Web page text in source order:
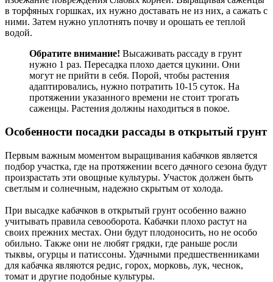
в торфяных горшках, их нужно доставать не из них, а сажать с
ними. Затем нужно уплотнять почву и орошать ее теплой
водой.
Обратите внимание! Высаживать рассаду в грунт
нужно 1 раз. Пересадка плохо дается цукини. Они
могут не прийти в себя. Порой, чтобы растения
адаптировались, нужно потратить 10-15 суток. На
протяжении указанного времени не стоит трогать
саженцы. Растения должны находиться в покое.
Особенности посадки рассады в открытый грунт
Первым важным моментом выращивания кабачков является
подбор участка, где на протяжении всего дачного сезона будут
произрастать эти овощные культуры. Участок должен быть
светлым и солнечным, надежно скрытым от холода.
При высадке кабачков в открытый грунт особенно важно
учитывать правила севооборота. Кабачки плохо растут на
своих прежних местах. Они будут плодоносить, но не особо
обильно. Также они не любят грядки, где раньше росли
тыквы, огурцы и патиссоны. Удачными предшественниками
для кабачка являются редис, горох, морковь, лук, чеснок,
томат и другие подобные культуры.